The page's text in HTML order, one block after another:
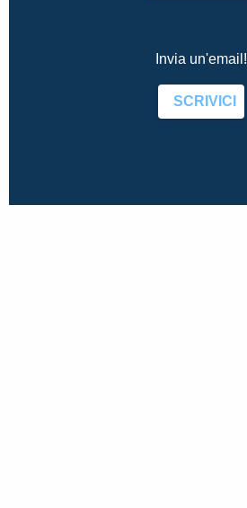
Invia un'email!
SCRIVICI